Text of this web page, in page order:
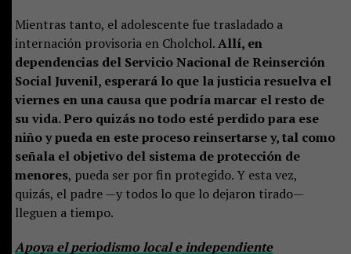
Mientras tanto, el adolescente fue trasladado a
internación provisoria en Cholchol.Allí, en
dependencias del Servicio Nacional de Reinserción
Social Juvenil, esperará lo que la justicia resuelva el
viernes en una causa que podría marcar el resto de
su vida. Pero quizás no todo esté perdido para ese
niño y pueda en este proceso reinsertarse y, tal como
señala el objetivo del sistema de protección de
menores, pueda ser por fin protegido. Y esta vez,
quizás, el padre —y todos lo que lo dejaron tirado—
lleguen a tiempo.
Apoya el periodismo local e independiente